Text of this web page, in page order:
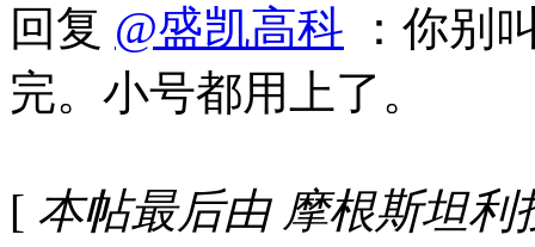
回复 @盛凯高科 ：你别
完。小号都用上了。
[ 本帖最后由 摩根斯坦利